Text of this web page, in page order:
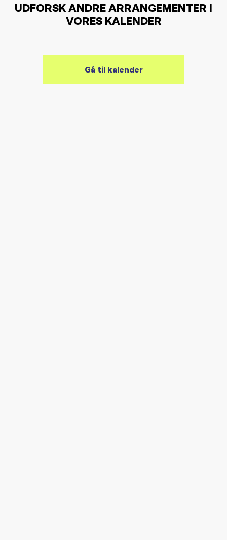
UDFORSK ANDRE ARRANGEMENTER I
VORES KALENDER
Gå til kalender